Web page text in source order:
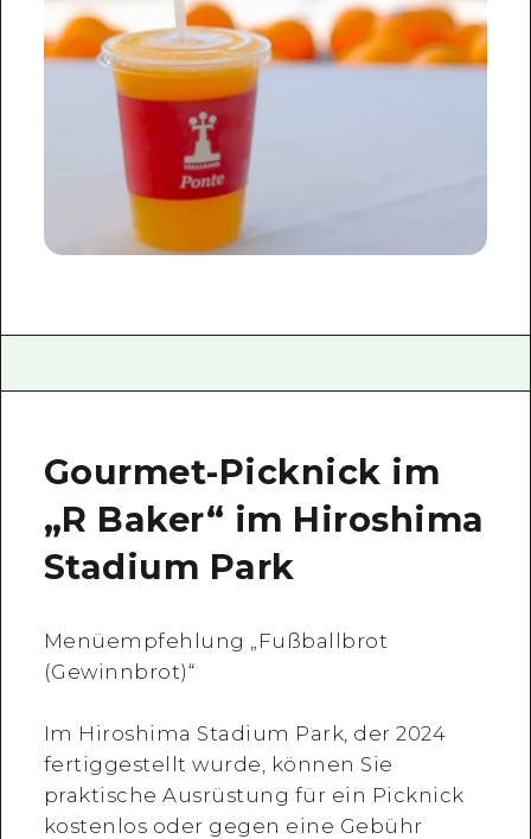
Gourmet-Picknick im
„R Baker“ im Hiroshima
Stadium Park
Menüempfehlung „Fußballbrot
(Gewinnbrot)“
Im Hiroshima Stadium Park, der 2024
fertiggestellt wurde, können Sie
praktische Ausrüstung für ein Picknick
kostenlos oder gegen eine Gebühr